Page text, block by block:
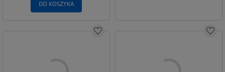
DO KOSZYKA
Do schowka Do